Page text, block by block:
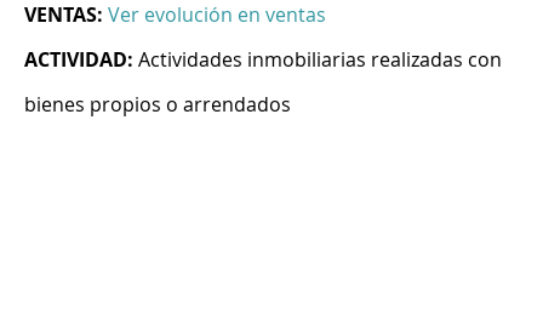
VENTAS: Ver evolución en ventas
ACTIVIDAD: Actividades inmobiliarias realizadas con
bienes propios o arrendados